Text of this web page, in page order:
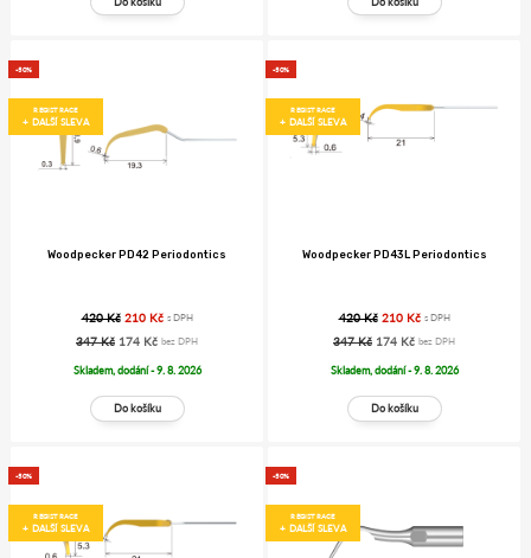
-50%
REGISTRACE
+ DALŠÍ SLEVA
Woodpecker PD42 Periodontics
420 Kč 210 Kč s DPH
347 Kč 174 Kč bez DPH
Skladem, dodání - 9. 8. 2026
-50%
REGISTRACE
+ DALŠÍ SLEVA
Woodpecker PD43L Periodontics
420 Kč 210 Kč s DPH
347 Kč 174 Kč bez DPH
Skladem, dodání - 9. 8. 2026
-50%
REGISTRACE
+ DALŠÍ SLEVA
-50%
REGISTRACE
+ DALŠÍ SLEVA